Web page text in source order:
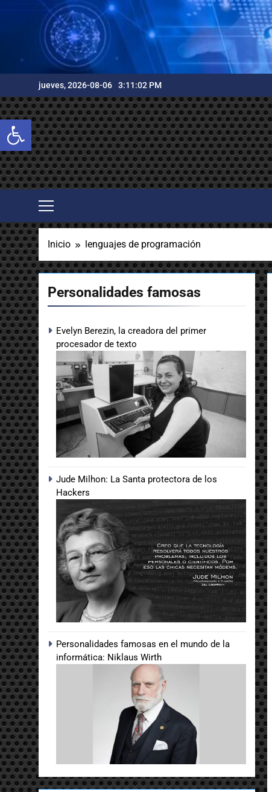
Abrir barra de herramientas
jueves, 2026-08-06 3:11:03 PM
Inicio lenguajes de programación
Personalidades famosas
Evelyn Berezin, la creadora del primer
procesador de texto
Jude Milhon: La Santa protectora de los
Hackers
Personalidades famosas en el mundo de la
informática: Niklaus Wirth